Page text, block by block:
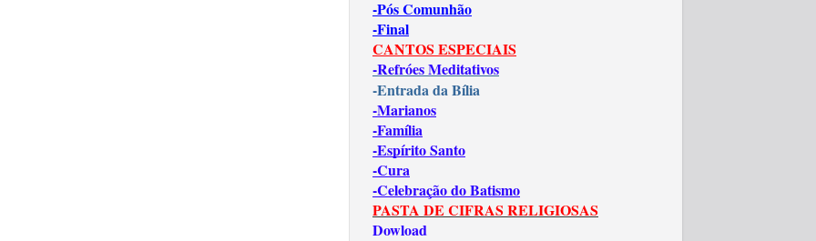
-Pós Comunhão
-Final
CANTOS ESPECIAIS
-Refróes Meditativos
-Entrada da Bília
-Marianos
-Família
-Espírito Santo
-Cura
-Celebração do Batismo
PASTA DE CIFRAS RELIGIOSAS
Dowload